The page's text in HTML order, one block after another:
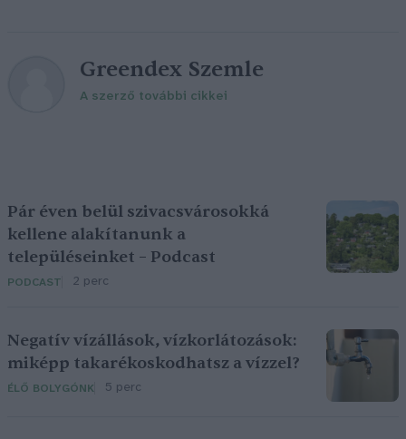
Greendex Szemle
A szerző további cikkei
Pár éven belül szivacsvárosokká
kellene alakítanunk a
településeinket – Podcast
PODCAST 2 perc
Negatív vízállások, vízkorlátozások:
miképp takarékoskodhatsz a vízzel?
ÉLŐ BOLYGÓNK 5 perc